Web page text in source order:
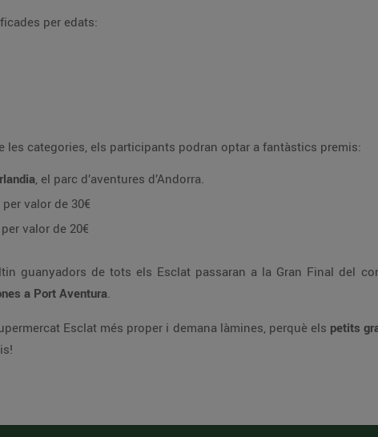
per edats:
les categories, els participants podran optar a fantàstics premis:
, el parc d’aventures d’Andorra.
per valor de 30€
per valor de 20€
guanyadors de tots els Esclat passaran a la Gran Final del
a Port Aventura.
Esclat més proper i demana làmines, perquè els petits